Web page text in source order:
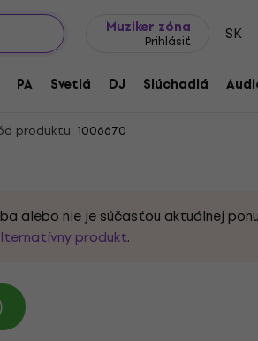
Muziker zóna
Prihlásiť SK
PA Svetlá DJ Slúchadlá
Inspirata Immersive
produktu: 1006670
alebo nie je súčasťou aktuálnej
produkt.